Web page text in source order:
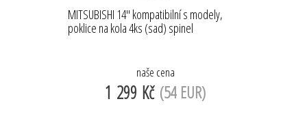
MITSUBISHI 14'' kompatibilní s modely,
poklice na kola 4ks (sad) spinel
naše cena
1 299 Kč (54 EUR)